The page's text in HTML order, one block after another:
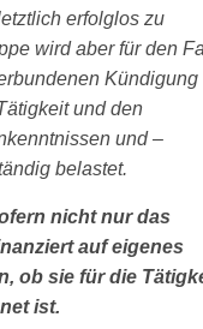
erfolglos zu
wird aber für den
Kündigung
und den
und –
belastet.
nicht nur das
auf eigenes
ob sie für die
ist.